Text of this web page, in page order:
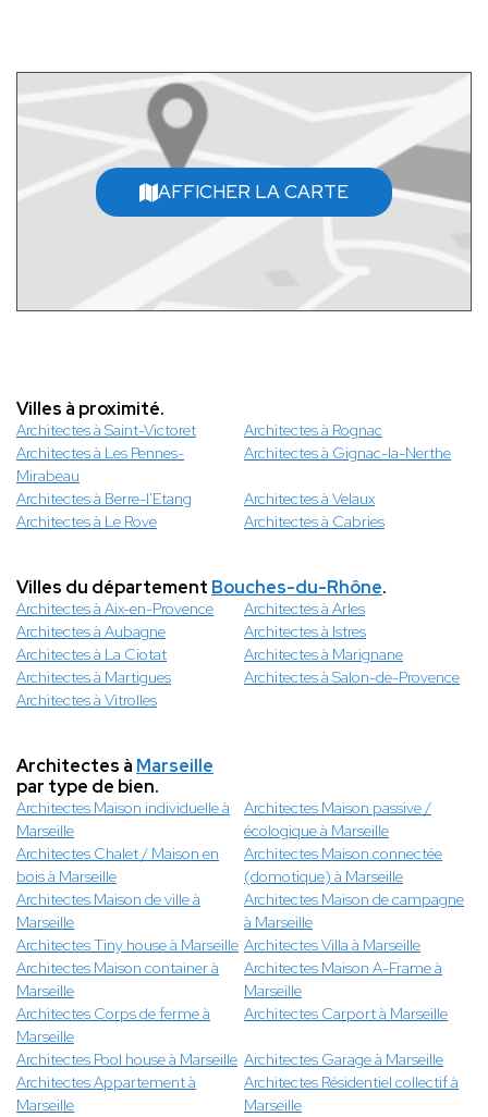
AFFICHER LA CARTE
Villes à proximité.
Architectes à Saint-Victoret
Architectes à Rognac
Architectes à Les Pennes-
Mirabeau
Architectes à Gignac-la-Nerthe
Architectes à Berre-l'Etang
Architectes à Velaux
Architectes à Le Rove
Architectes à Cabries
Villes du département Bouches-du-Rhône.
Architectes à Aix-en-Provence
Architectes à Arles
Architectes à Aubagne
Architectes à Istres
Architectes à La Ciotat
Architectes à Marignane
Architectes à Martigues
Architectes à Salon-de-Provence
Architectes à Vitrolles
Architectes à Marseille
par type de bien.
Architectes Maison individuelle à
Marseille
Architectes Maison passive /
écologique à Marseille
Architectes Chalet / Maison en
bois à Marseille
Architectes Maison connectée
(domotique) à Marseille
Architectes Maison de ville à
Marseille
Architectes Maison de campagne
à Marseille
Architectes Tiny house à Marseille Architectes Villa à Marseille
Architectes Maison container à
Marseille
Architectes Maison A-Frame à
Marseille
Architectes Corps de ferme à
Marseille
Architectes Carport à Marseille
Architectes Pool house à Marseille Architectes Garage à Marseille
Architectes Appartement à
Marseille
Architectes Résidentiel collectif à
Marseille